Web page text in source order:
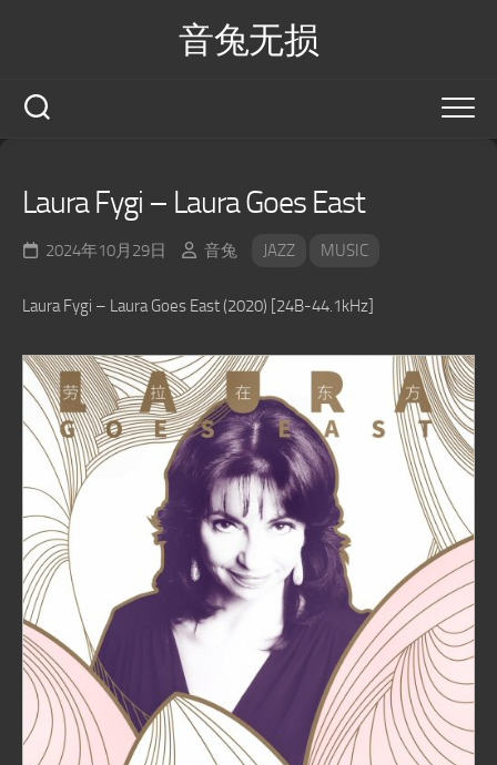
音兔无损
Laura Fygi – Laura Goes East
2024年10月29日 音兔 JAZZ MUSIC
Laura Fygi – Laura Goes East (2020) [24B-44.1kHz]